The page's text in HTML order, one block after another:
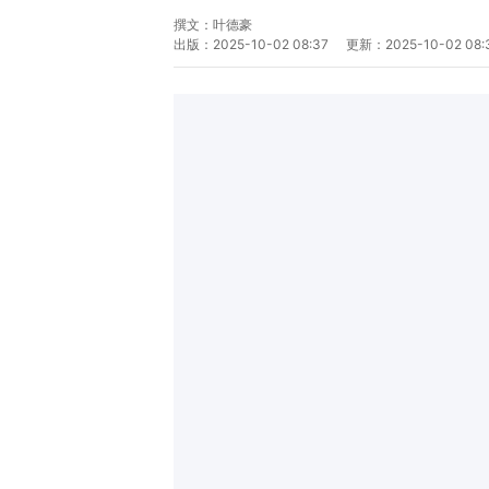
撰文： 叶德豪
出版： 2025-10-02 08:37 更新： 2025-10-02